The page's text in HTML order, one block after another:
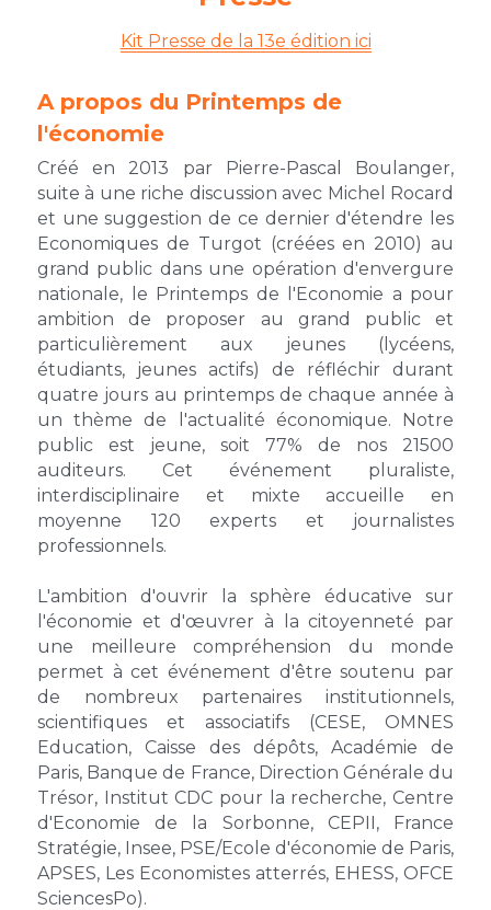
11è édition 2023
10è édition 2022
9è édition 2021
Ressources 2021
8è édition 2020
Le Printemps confiné 2020
7è édition 2019
6è édition 2018
5è édition 2017
4è édition 2016
3è édition 2015
2è édition 2014
1ère édition 2013
Nos partenaires
Notre équipe
Le conseil scientifique
Nous soutenir
Contacts et Presse
Mentions légales
Kit Presse de la 13e édition ici
A propos du Printemps de
l'économie
Créé en 2013 par Pierre-Pascal Boulanger,
suite à une riche discussion avec Michel Rocard
et une suggestion de ce dernier d'étendre les
Economiques de Turgot (créées en 2010) au
grand public dans une opération d'envergure
nationale, le Printemps de l'Economie a pour
ambition de proposer au grand public et
particulièrement aux jeunes (lycéens,
étudiants, jeunes actifs) de réfléchir durant
quatre jours au printemps de chaque année à
un thème de l'actualité économique. Notre
public est jeune, soit 77% de nos 21500
auditeurs. Cet événement pluraliste,
interdisciplinaire et mixte accueille en
moyenne 120 experts et journalistes
professionnels.
L'ambition d'ouvrir la sphère éducative sur
l'économie et d'œuvrer à la citoyenneté par
une meilleure compréhension du monde
permet à cet événement d'être soutenu par
de nombreux partenaires institutionnels,
scientifiques et associatifs (CESE, OMNES
Education, Caisse des dépôts, Académie de
Paris, Banque de France, Direction Générale du
Trésor, Institut CDC pour la recherche, Centre
d'Economie de la Sorbonne, CEPII, France
Stratégie, Insee, PSE/Ecole d'économie de Paris,
APSES, Les Economistes atterrés, EHESS, OFCE
SciencesPo).